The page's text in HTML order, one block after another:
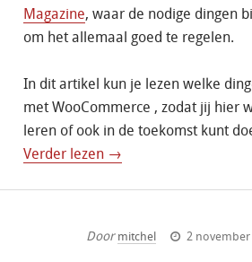
Magazine, waar de nodige dingen
om het allemaal goed te regelen.
In dit artikel kun je lezen welke
met WooCommerce , zodat jij hier
leren of ook in de toekomst kunt
Verder lezen →
Door mitchel 2 november